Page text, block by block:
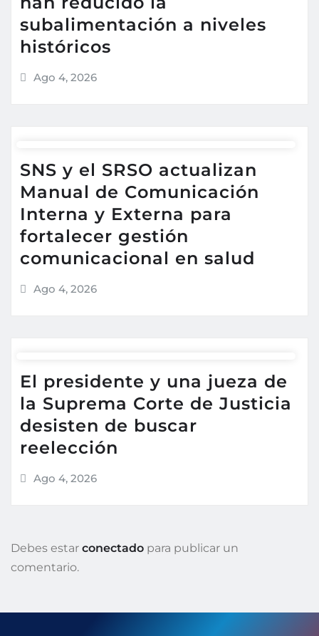
subalimentación a niveles
históricos
Ago 4, 2026
SNS y el SRSO actualizan
Manual de Comunicación
Interna y Externa para
fortalecer gestión
comunicacional en salud
Ago 4, 2026
El presidente y una jueza de
la Suprema Corte de Justicia
desisten de buscar
reelección
Ago 4, 2026
Debes estar conectado para publicar un
comentario.